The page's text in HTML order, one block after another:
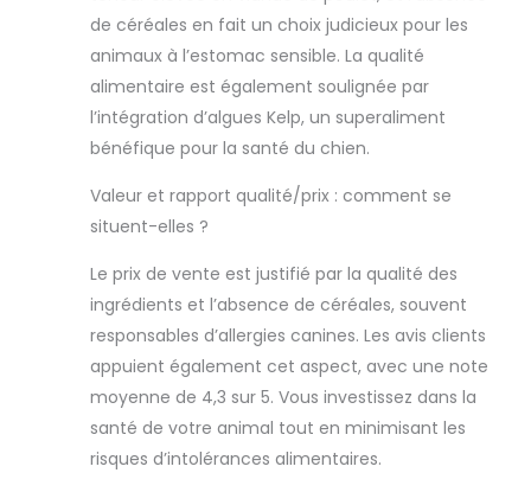
dans les
croquettes
provient de
poulets irlandais
élevés en plein
air, qui passent
365 jours par an
à profiter de l'air
frais de
SUPERALIMENTAIRE
: Les ingrédients
de la nourriture
pour chiens
comprennent 3
% d'algues Kelp.
Cette algue
brune de
de céréales en fait un choix judicieux pour les
animaux à l’estomac sensible. La qualité
alimentaire est également soulignée par
l’intégration d’algues Kelp, un superaliment
bénéfique pour la santé du chien.
Valeur et rapport qualité/prix : comment se
situent-elles ?
Le prix de vente est justifié par la qualité des
ingrédients et l’absence de céréales, souvent
responsables d’allergies canines. Les avis clients
appuient également cet aspect, avec une note
moyenne de 4,3 sur 5. Vous investissez dans la
santé de votre animal tout en minimisant les
risques d’intolérances alimentaires.